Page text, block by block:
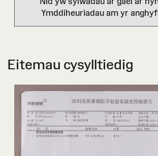
Ymddiheuriadau am yr
Eitemau cysylltiedig